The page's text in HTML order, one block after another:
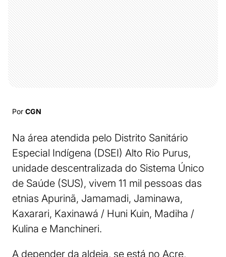
Por CGN
Na área atendida pelo Distrito Sanitário
Especial Indígena (DSEI) Alto Rio Purus,
unidade descentralizada do Sistema Único
de Saúde (SUS), vivem 11 mil pessoas das
etnias Apurinã, Jamamadi, Jaminawa,
Kaxarari, Kaxinawá / Huni Kuin, Madiha /
Kulina e Manchineri.
A depender da aldeia, se está no Acre,